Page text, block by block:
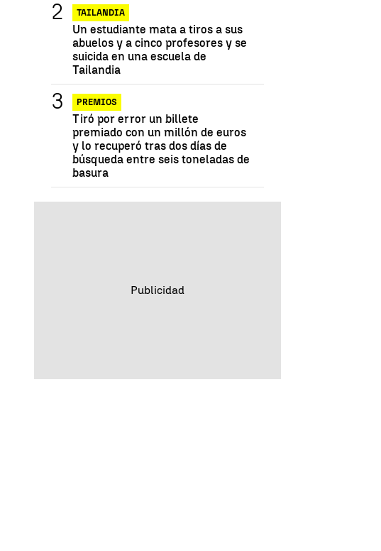
TAILANDIA
Un estudiante mata a tiros a sus
abuelos y a cinco profesores y se
suicida en una escuela de
Tailandia
PREMIOS
Tiró por error un billete
premiado con un millón de euros
y lo recuperó tras dos días de
búsqueda entre seis toneladas de
basura